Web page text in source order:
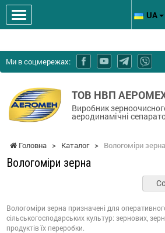
Ми в соцмережах:
ТОВ НВП
Виробник
аеродинамічні
UA
Головна > Каталог > Вологоміри зерна
Вологоміри зерна
Вологоміри зерна призначені для
сільськогосподарських культур: зернових,
продуктів їх переробки.